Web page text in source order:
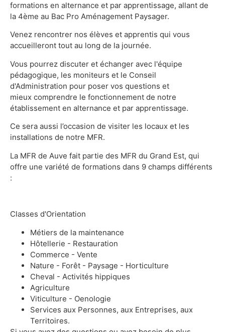
formations en alternance et par apprentissage, allant de
la 4ème au Bac Pro Aménagement Paysager.
Venez rencontrer nos élèves et apprentis qui vous
accueilleront tout au long de la journée.
Vous pourrez discuter et échanger avec l'équipe
pédagogique, les moniteurs et le Conseil
d'Administration pour poser vos questions et
mieux comprendre le fonctionnement de notre
établissement en alternance et par apprentissage.
Ce sera aussi l’occasion de visiter les locaux et les
installations de notre MFR.
La MFR de Auve fait partie des MFR du Grand Est, qui
offre une variété de formations dans 9 champs différents
:
Classes d'Orientation
Métiers de la maintenance
Hôtellerie - Restauration
Commerce - Vente
Nature - Forêt - Paysage - Horticulture
Cheval - Activités hippiques
Agriculture
Viticulture - Oenologie
Services aux Personnes, aux Entreprises, aux
Territoires.